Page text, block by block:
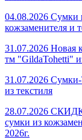
04.08.2026 Сумки
кожзаменителя и
31.07.2026 Новая
тм "GildaTohetti"
31.07.2026
из текстиля
28.07.2026
сумки из
2026г.